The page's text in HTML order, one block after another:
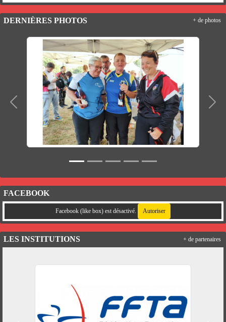
DERNIÈRES PHOTOS
Précedent
+ de photos
FACEBOOK
Facebook (like box) est désactivé. Autoriser
LES INSTITUTIONS + de partenaires